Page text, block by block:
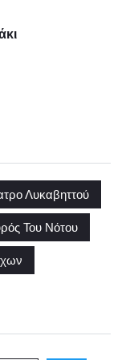
Λυκαβηττού
Του Νότου